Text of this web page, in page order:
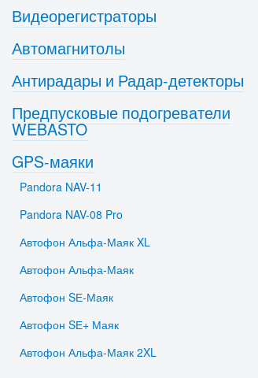
Видеорегистраторы
Автомагнитолы
Антирадары и Радар-детекторы
Предпусковые подогреватели
WEBASTO
GPS-маяки
Pandora NAV-11
Pandora NAV-08 Pro
Автофон Альфа-Маяк XL
Автофон Альфа-Маяк
Автофон SЕ-Маяк
Автофон SЕ+ Маяк
Автофон Альфа-Маяк 2XL